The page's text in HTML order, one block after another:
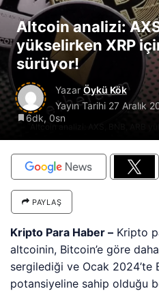
Altcoin analizi: AXS, BNB, ARB
Altcoin analizi:
yükselirken XRP
sürüyor!
Yazar Öykü Kök
Yayın Tarihi 27 Aralık
6dk, 0sn
PAYLAŞ
Kripto Para Haber – Kripto
altcoinin, Bitcoin’e göre
sergilediği ve Ocak 2024’te
potansiyeline sahip olduğu